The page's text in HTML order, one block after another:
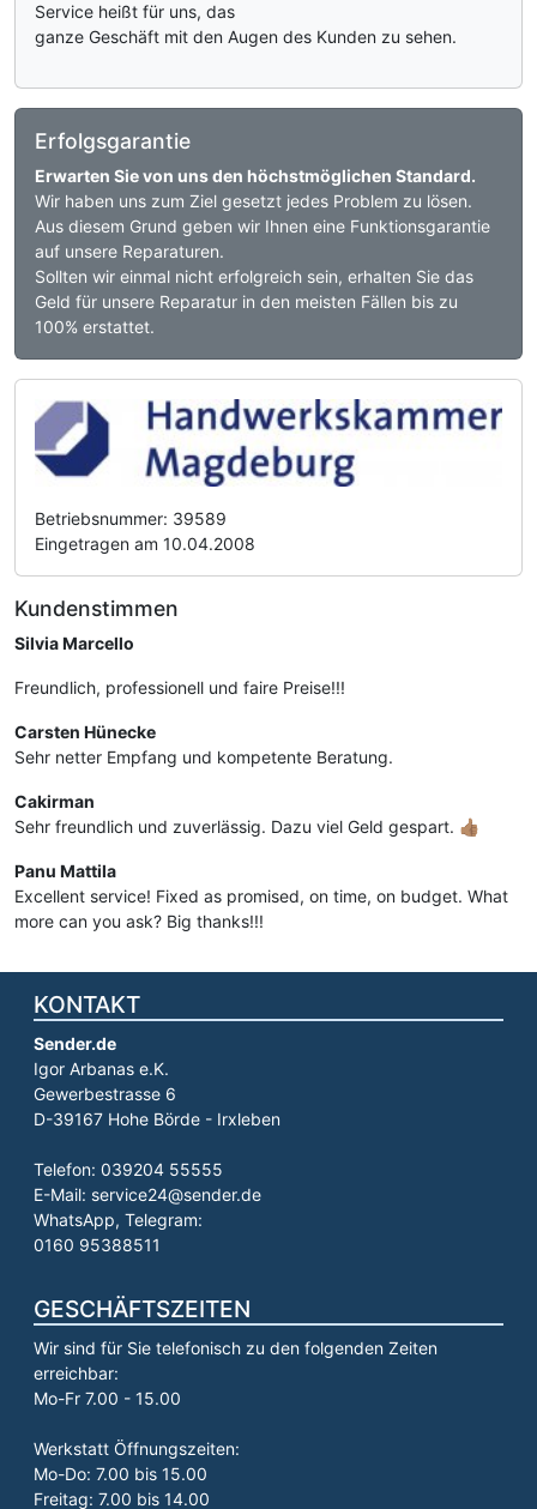
Service heißt für uns, das
ganze Geschäft mit den Augen des Kunden zu sehen.
Erfolgsgarantie
Erwarten Sie von uns den höchstmöglichen Standard.
Wir haben uns zum Ziel gesetzt jedes Problem zu lösen.
Aus diesem Grund geben wir Ihnen eine Funktionsgarantie
auf unsere Reparaturen.
Sollten wir einmal nicht erfolgreich sein, erhalten Sie das
Geld für unsere Reparatur in den meisten Fällen bis zu
100% erstattet.
Betriebsnummer: 39589
Eingetragen am 10.04.2008
Kundenstimmen
Silvia Marcello
Freundlich, professionell und faire Preise!!!
Carsten Hünecke
Sehr netter Empfang und kompetente Beratung.
Cakirman
Sehr freundlich und zuverlässig. Dazu viel Geld gespart. 👍🏽
Panu Mattila
Excellent service! Fixed as promised, on time, on budget. What
more can you ask? Big thanks!!!
KONTAKT
Sender.de
Igor Arbanas e.K.
Gewerbestrasse 6
D-39167 Hohe Börde - Irxleben
Telefon: 039204 55555
E-Mail: service24@sender.de
WhatsApp, Telegram:
0160 95388511
GESCHÄFTSZEITEN
Wir sind für Sie telefonisch zu den folgenden Zeiten
erreichbar:
Mo-Fr 7.00 - 15.00
Werkstatt Öffnungszeiten:
Mo-Do: 7.00 bis 15.00
Freitag: 7.00 bis 14.00